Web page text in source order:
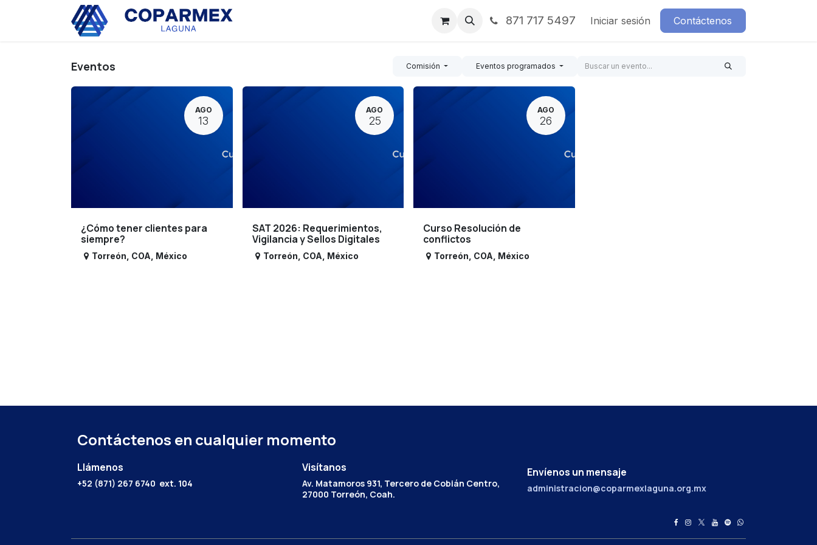
Noticias Contáctenos871 717 5497 Iniciar sesión Contáctenos
Eventos Comisión Eventos programados
AGO
13
¿Cómo tener clientes para
siempre?
Torreón COA México
AGO
25
SAT 2026: Requerimientos,
Vigilancia y Sellos Digitales
Torreón COA México
AGO
26
Curso Resolución de
conflictos
Torreón COA México
Contáctenos en cualquier momento
Llámenos
+52 (871) 267 6740 ext. 104
Envíenos un mensaje
administracion@coparmexlaguna.org.mx
Visítanos
Av. Matamoros 931, Tercero de Cobián Centro,
27000 Torreón, Coah.